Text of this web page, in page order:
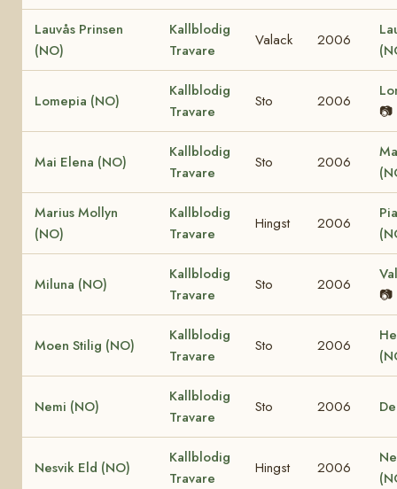
Lauvås Prinsen
(NO)
Kallblodig
Travare
Valack 2006
Lomepia (NO)
Kallblodig
Travare
Sto 2006
📷
Mai Elena (NO)
Kallblodig
Travare
Sto 2006
Marius Mollyn
(NO)
Kallblodig
Travare
Hingst 2006
Miluna (NO)
Kallblodig
Travare
Sto 2006
📷
Moen Stilig (NO)
Kallblodig
Travare
Sto 2006
Nemi (NO)
Kallblodig
Travare
Sto 2006
Nesvik Eld (NO)
Kallblodig
Travare
Hingst 2006